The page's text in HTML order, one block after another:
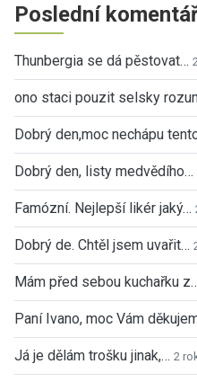
Poslední
Thunbergia se dá pěstovat…
ono staci pouzit selsky
Dobrý den,moc nechápu
Dobrý den, listy medvědího…
Famózní. Nejlepší likér jaký…
Dobrý de. Chtěl jsem uvařit…
Mám před sebou kuchařku
Paní Ivano, moc Vám
Já je dělám trošku jinak,… 2